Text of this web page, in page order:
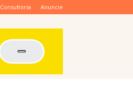
Consultoria Anuncie